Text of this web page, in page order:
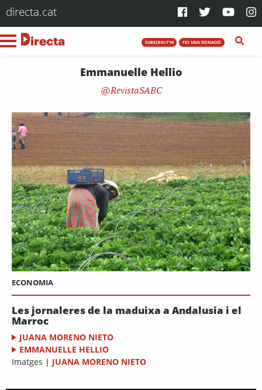
directa.cat
SUBSCRIU-T'HI FES UNA DONACIÓ
Emmanuelle Hellio
RevistaSABC
ECONOMIA
Les jornaleres de la maduixa a Andalusia i el
Marroc
JUANA MORENO NIETO
EMMANUELLE HELLIO
Imatges | JUANA MORENO NIETO